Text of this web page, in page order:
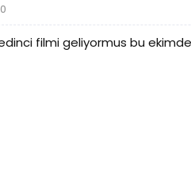
filmi geliyormus bu